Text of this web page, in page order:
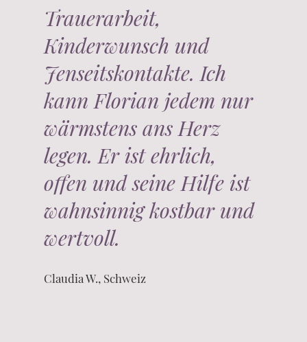
Trauerarbeit,
Kinderwunsch und
Jenseitskontakte. Ich
kann Florian jedem nur
wärmstens ans Herz
legen. Er ist ehrlich,
offen und seine Hilfe ist
wahnsinnig kostbar und
wertvoll.
Claudia W., Schweiz